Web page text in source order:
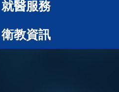
就醫服務
衛教資訊